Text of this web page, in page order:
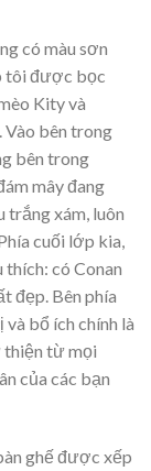
có màu sơn
tôi được bọc
Kity và
Vào bên trong
bên trong
mây đang
trắng xám, luôn
cuối lớp kia,
có Conan
đẹp. Bên phía
và bổ ích chính là
thiện từ mọi
của các bạn
ghế được xếp